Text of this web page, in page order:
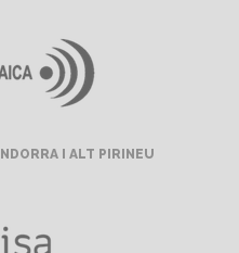
I ALT PIRINEU